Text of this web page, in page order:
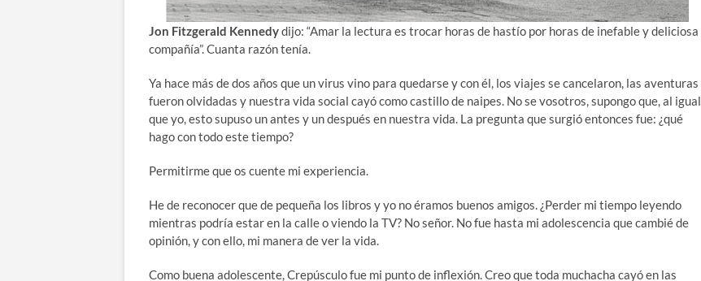
Jon Fitzgerald Kennedydijo: “Amar la lectura es trocar horas de hastío por horas de inefable y deliciosa
compañía”. Cuanta razón tenía.
Ya hace más de dos años que un virus vino para quedarse y con él, los viajes se cancelaron, las aventuras
fueron olvidadas y nuestra vida social cayó como castillo de naipes. No se vosotros, supongo que, al igual
que yo, esto supuso un antes y un después en nuestra vida. La pregunta que surgió entonces fue: ¿qué
hago con todo este tiempo?
Permitirme que os cuente mi experiencia.
He de reconocer que de pequeña los libros y yo no éramos buenos amigos. ¿Perder mi tiempo leyendo
mientras podría estar en la calle o viendo la TV? No señor. No fue hasta mi adolescencia que cambié de
opinión, y con ello, mi manera de ver la vida.
Como buena adolescente, Crepúsculo fue mi punto de inflexión. Creo que toda muchacha cayó en las